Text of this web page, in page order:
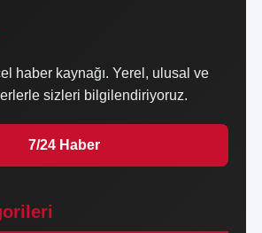
haber kaynağı. Yerel, ulusal ve
sizleri bilgilendiriyoruz.
7/24 Haber